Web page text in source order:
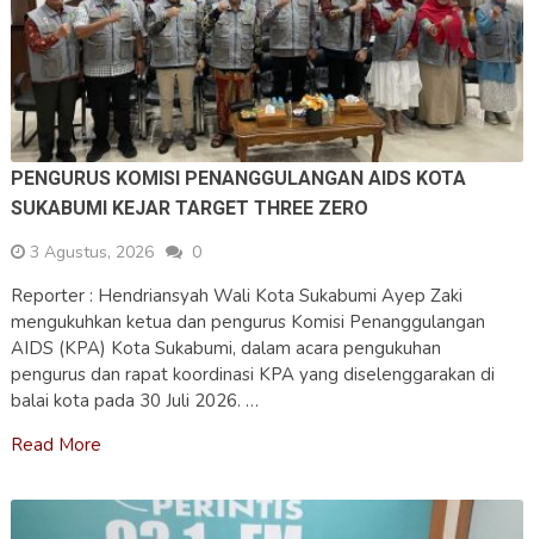
PENGURUS KOMISI PENANGGULANGAN AIDS KOTA
SUKABUMI KEJAR TARGET THREE ZERO
3 Agustus, 2026
0
Reporter : Hendriansyah Wali Kota Sukabumi Ayep Zaki
mengukuhkan ketua dan pengurus Komisi Penanggulangan
AIDS (KPA) Kota Sukabumi, dalam acara pengukuhan
pengurus dan rapat koordinasi KPA yang diselenggarakan di
balai kota pada 30 Juli 2026. …
Read More